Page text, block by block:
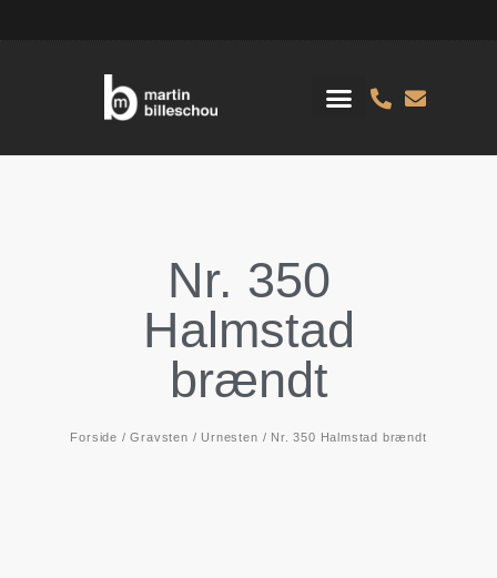
Nr. 350
Halmstad
brændt
Forside /Gravsten / Urnesten / Nr. 350 Halmstad brændt